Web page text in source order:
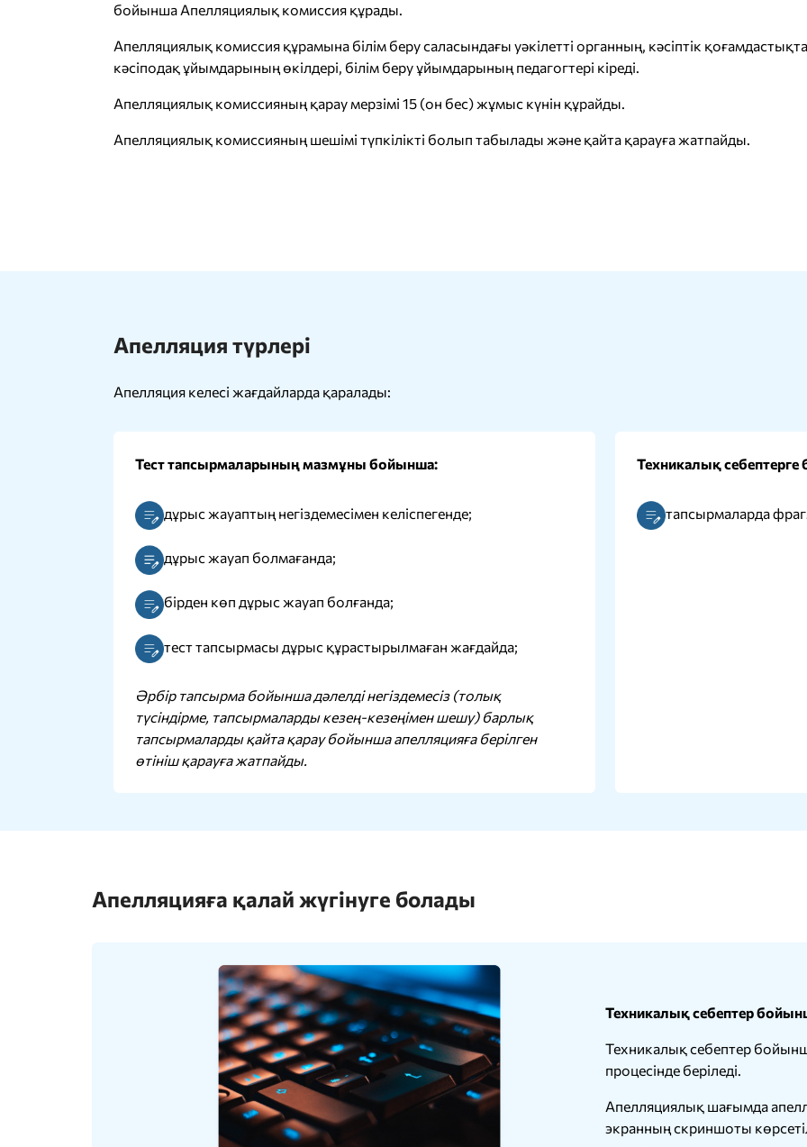
бойынша Апелляциялық комиссия құрады.
Апелляциялық комиссия құрамына білім беру саласындағы уәкілетті органның, кәсіптік
кәсіподақ ұйымдарының өкілдері, білім беру ұйымдарының педагогтері кіреді.
Апелляциялық комиссияның қарау мерзімі 15 (он бес) жұмыс күнін құрайды.
Апелляциялық комиссияның шешімі түпкілікті болып табылады және қайта қарауға жатпайды.
Апелляция түрлері
Апелляция келесі жағдайларда қаралады:
Тест тапсырмаларының мазмұны бойынша:
дұрыс жауаптың негіздемесімен келіспегенде;
дұрыс жауап болмағанда;
бірден көп дұрыс жауап болғанда;
тест тапсырмасы дұрыс құрастырылмаған жағдайда;
Әрбір тапсырма бойынша дәлелді негіздемесіз (толық
түсіндірме, тапсырмаларды кезең-кезеңімен шешу) барлық
тапсырмаларды қайта қарау бойынша апелляцияға берілген
өтініш қарауға жатпайды.
Техникалық
тапсырмаларда
Апелляцияға қалай жүгінуге болады
Техникалық себептер
Техникалық себептер
процесінде беріледі.
Апелляциялық шағымда
экранның скриншоты